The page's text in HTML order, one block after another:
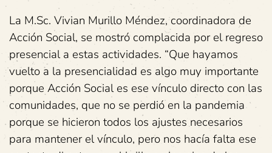
La M.Sc. Vivian Murillo Méndez, coordinadora de
Acción Social, se mostró complacida por el regreso
presencial a estas actividades. “Que hayamos
vuelto a la presencialidad es algo muy importante
porque Acción Social es ese vínculo directo con las
comunidades, que no se perdió en la pandemia
porque se hicieron todos los ajustes necesarios
para mantener el vínculo, pero nos hacía falta ese